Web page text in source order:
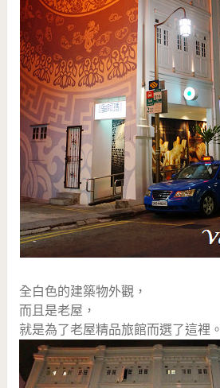
全白色的建築物外觀，
而且是老屋，
就是為了老屋精品旅館而選了這裡。